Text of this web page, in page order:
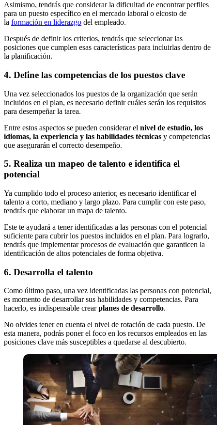
Asimismo, tendrás que considerar la dificultad de encontrar perfiles
para un puesto específico en el mercado laboral o elcosto de
la formación en liderazgo del empleado.
Después de definir los criterios, tendrás que seleccionar las
posiciones que cumplen esas características para incluirlas dentro de
la planificación.
4. Define las competencias de los puestos clave
Una vez seleccionados los puestos de la organización que serán
incluidos en el plan, es necesario definir cuáles serán los requisitos
para desempeñar la tarea.
Entre estos aspectos se pueden considerar el nivel de estudio, los
idiomas, la experiencia y las habilidades técnicas y competencias
que asegurarán el correcto desempeño.
5. Realiza un mapeo de talento e identifica el
potencial
Ya cumplido todo el proceso anterior, es necesario identificar el
talento a corto, mediano y largo plazo. Para cumplir con este paso,
tendrás que elaborar un mapa de talento.
Este te ayudará a tener identificadas a las personas con el potencial
suficiente para cubrir los puestos incluidos en el plan. Para lograrlo,
tendrás que implementar procesos de evaluación que garanticen la
identificación de altos potenciales de forma objetiva.
6. Desarrolla el talento
Como último paso, una vez identificadas las personas con potencial,
es momento de desarrollar sus habilidades y competencias. Para
hacerlo, es indispensable crearplanes de desarrollo.
No olvides tener en cuenta el nivel de rotación de cada puesto. De
esta manera, podrás poner el foco en los recursos empleados en las
posiciones clave más susceptibles a quedarse al descubierto.